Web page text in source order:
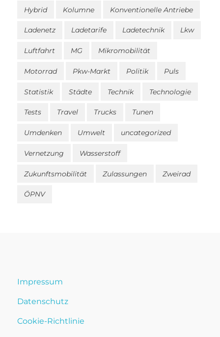
Hybrid Kolumne Konventionelle Antriebe
Ladenetz Ladetarife Ladetechnik Lkw
Luftfahrt MG Mikromobilität
Motorrad Pkw-Markt Politik Puls
Statistik Städte Technik Technologie
Tests Travel Trucks Tunen
Umdenken Umwelt uncategorized
Vernetzung Wasserstoff
Zukunftsmobilität Zulassungen Zweirad
ÖPNV
Impressum
Datenschutz
Cookie-Richtlinie